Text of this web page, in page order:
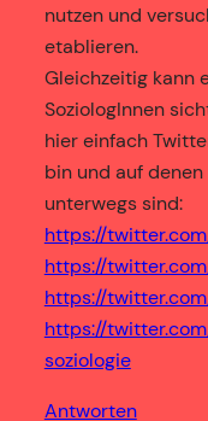
nutzen und
etablieren.
Gleichzeitig kann
SoziologInnen
hier einfach
bin und auf
unterwegs sind:
https://
https://
https://
https://
soziologie
Antworten